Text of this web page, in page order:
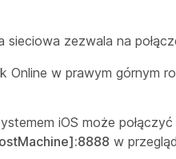
sieciowa zezwala na
Online w prawym górnym
iOS może
w